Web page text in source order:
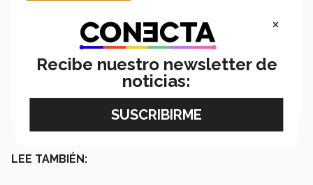
LEE TAMBIÉN:
×
Recibe nuestro newsletter de
noticias: